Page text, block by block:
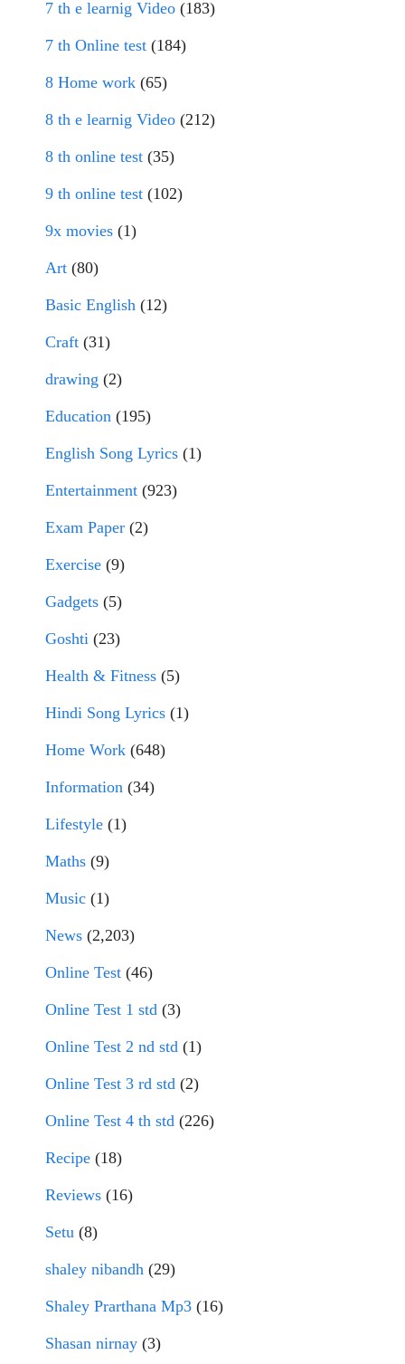
7 th e learnig Video (183)
7 th Online test (184)
8 Home work (65)
8 th e learnig Video (212)
8 th online test (35)
9 th online test (102)
9x movies (1)
Art (80)
Basic English (12)
Craft (31)
drawing (2)
Education (195)
English Song Lyrics (1)
Entertainment (923)
Exam Paper (2)
Exercise (9)
Gadgets (5)
Goshti (23)
Health & Fitness (5)
Hindi Song Lyrics (1)
Home Work (648)
Information (34)
Lifestyle (1)
Maths (9)
Music (1)
News (2,203)
Online Test (46)
Online Test 1 std (3)
Online Test 2 nd std (1)
Online Test 3 rd std (2)
Online Test 4 th std (226)
Recipe (18)
Reviews (16)
Setu (8)
shaley nibandh (29)
Shaley Prarthana Mp3 (16)
Shasan nirnay (3)